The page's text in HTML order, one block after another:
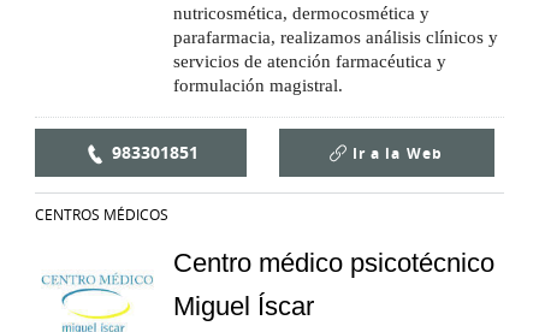
nutricosmética, dermocosmética y
parafarmacia, realizamos análisis clínicos y
servicios de atención farmacéutica y
formulación magistral.
983301851 Ir a la Web
CENTROS MÉDICOS
Centro médico psicotécnico
Miguel Íscar